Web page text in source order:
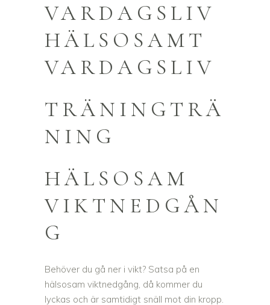
VARDAGSLIV
HÄLSOSAMT
VARDAGSLIV
TRÄNINGTRÄ
NING
HÄLSOSAM
VIKTNEDGÅN
G
Behöver du gå ner i vikt? Satsa på en
hälsosam viktnedgång, då kommer du
lyckas och är samtidigt snäll mot din kropp.